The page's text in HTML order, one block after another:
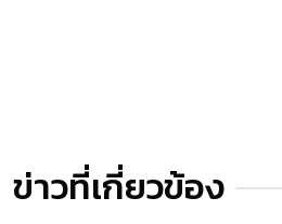
ข่าวที่เกี่ยวข้อง